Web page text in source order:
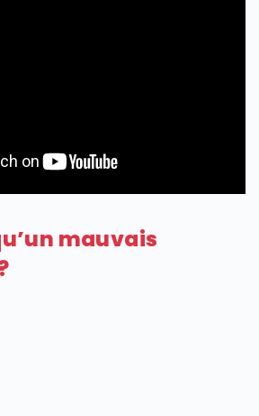
mauvais